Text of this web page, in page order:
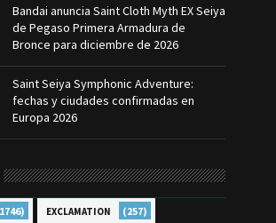
Bandai anuncia Saint Cloth Myth EX Seiya
de Pegaso Primera Armadura de
Bronce para diciembre de 2026
Saint Seiya Symphonic Adventure:
fechas y ciudades confirmadas en
Europa 2026
EXCLAMATION (257)